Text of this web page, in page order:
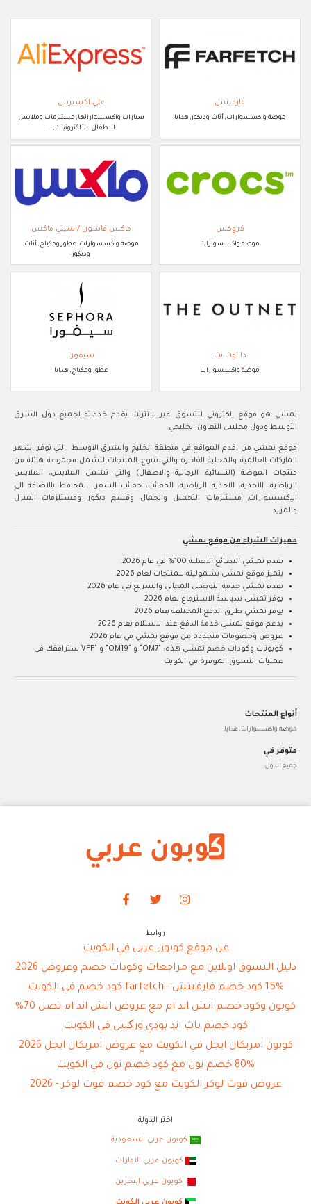
فارفيتش
موضة واكسسوارات, أثاث وديكور, هدايا
علي اكسبرس
سيارات واكسسواراتها, مستلزمات وملابس
الاطفال, الألكترونيات, ..
كروكس
موضة واكسسوارات
ماكس فاشون / سيتي ماكس
موضة واكسسوارات, عطور ومكياج, أثاث
وديكور
ذا اوت نت
موضة واكسسوارات
سيفورا
عطور ومكياج, هدايا
نمشي هو موقع إلكتروني للتسوق عبر الإنترنت يقدم خدماته لجميع دول الشرق
الأوسط ودول مجلس التعاون الخليجي.
موقع نمشي من اقدم المواقع في منطقة الخليج والشرق الاوسط التي توفر اشهر
الماركات العالمية والمحلية الفاخرة والتي تتنوع المنتجات لتشمل مجموعة هائلة من
منتجات الموضة (النسائية, الرجالية والاطفال) والتي تشمل الملابس، الملابس
الرياضية، الاحذية، الاحذية الرياضية، الحقائب، حقائب السفر، المحافظ بالاضافة الى
الإكسسوارات, مستلزمات التجميل والجمال وقسم ديكور ومستلزمات المنزل
والمزيد
مميزات الشراء من موقع نمشي
يقدم نمشي البضائع الاصلية 100% في عام 2026.
يتميز موقع نمشي بشموليته للمنتجات لعام 2026.
يقدم نمشي خدمة التوصيل المجاني والسريع في عام 2026
يوفر نمشي سياسة الاسترجاع لعام 2026.
يوفر نمشي طرق الدفع المختلفة بعام 2026
يدعم موقع نمشي خدمة الدفع عند الاستلام بعام 2026
عروض وخصومات متجددة من موقع نمشي في عام 2026
كوبونات وكودات خصم نمشي هذه: "OM7" و "OM19" و "VFF سترافقك في
عمليات التسوق الموفرة في الكويت
أنواع المنتجات
موضة واكسسوارات, هدايا
متوفر في
جميع الدول
روابط
عن موقع كوبون عربي في الكويت
دليل التسوق اونلاين مع مراجعات وكودات خصم وعروض 2026
15% كود خصم فارفيتش - farfetch كود خصم في الكويت
كوبون وكود خصم اتش اند ام مع عروض اتش اند ام تصل 70%
كود خصم باث اند بودي ورکس في الكويت
كوبون امريكان ايجل في الكويت مع عروض امريكان ايجل 2026
80% خصم نون مع كود خصم نون في الكويت
عروض فوت لوكر الكويت مع كود خصم فوت لوكر - 2026
اختر الدولة
كوبون عربي السعودية
كوبون عربي الامارات
كوبون عربي البحرين
كوبون عربي الكويت